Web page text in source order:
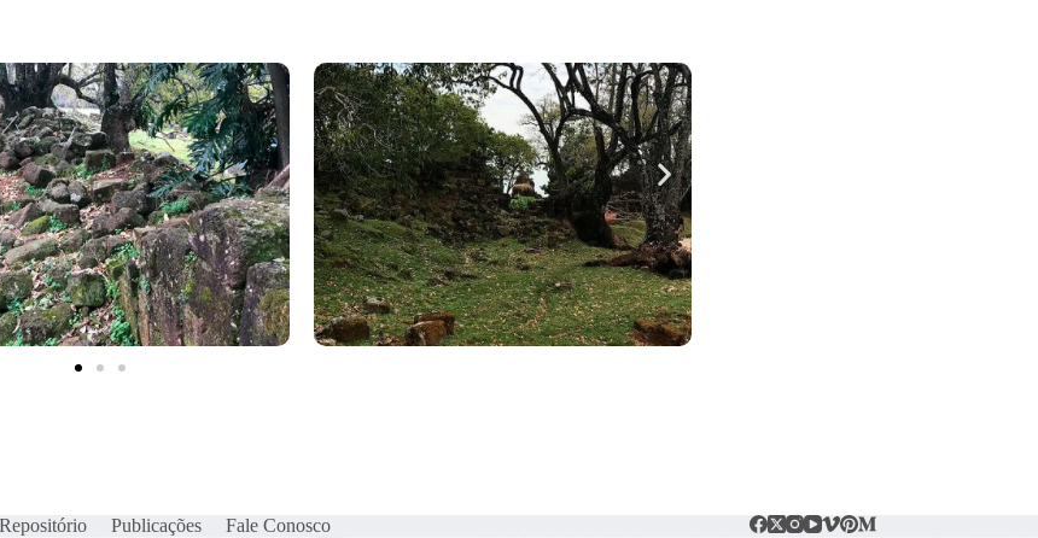
Repositório Publicações Fale Conosco